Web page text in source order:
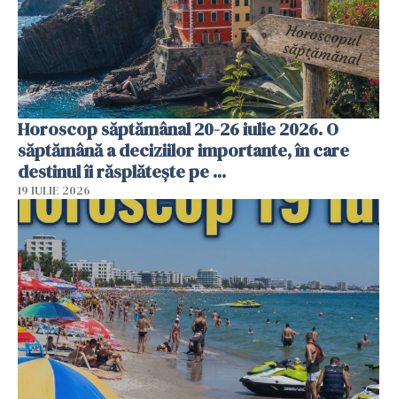
Horoscop săptămânal 20-26 iulie 2026. O
săptămână a deciziilor importante, în care
destinul îi răsplătește pe ...
19 IULIE 2026